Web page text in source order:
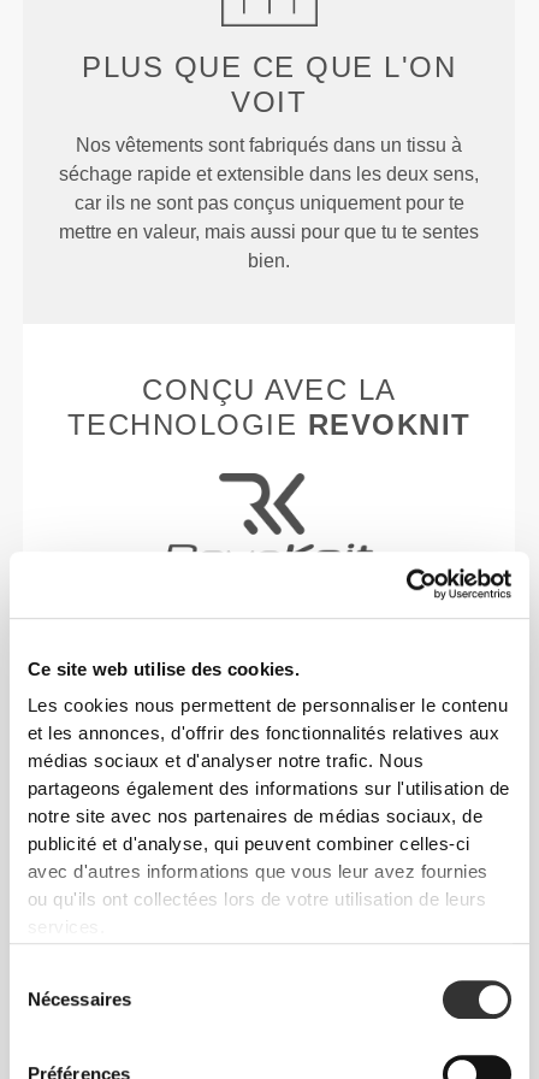
Ce site web utilise des cookies.
Les cookies nous permettent de personnaliser le contenu
et les annonces, d'offrir des fonctionnalités relatives aux
médias sociaux et d'analyser notre trafic. Nous
partageons également des informations sur l'utilisation de
notre site avec nos partenaires de médias sociaux, de
publicité et d'analyse, qui peuvent combiner celles-ci
avec d'autres informations que vous leur avez fournies
ou qu'ils ont collectées lors de votre utilisation de leurs
services.
Nécessaires
Préférences
PLUS QUE CE QUE L'ON
VOIT
Nos vêtements sont fabriqués dans un tissu à
séchage rapide et extensible dans les deux sens,
car ils ne sont pas conçus uniquement pour te
mettre en valeur, mais aussi pour que tu te sentes
bien.
CONÇU AVEC LA
TECHNOLOGIE REVOKNIT
RevoKnitest une technologie de tricotage avancée
un effet seconde peau, très performants et offrant
plus d'élasticité, de soutien et de confort.
RevoKnitest synonyme de haute performance,
confort maximal et respect de l'environnement.
TECHNOLOGIE DES FIBRES